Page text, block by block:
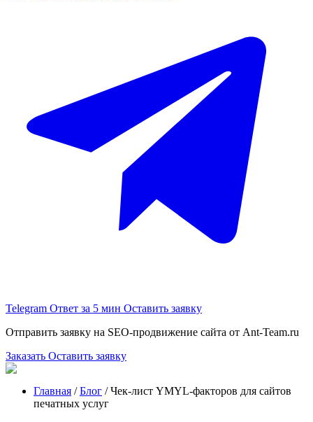
Telegram Ответ за 5 мин Оставить заявку
Отправить заявку на SEO-продвижение сайта от Ant-Team.ru
Заказать Оставить заявку
Главная /Блог /Чек-лист YMYL-факторов для сайтов
печатных услуг